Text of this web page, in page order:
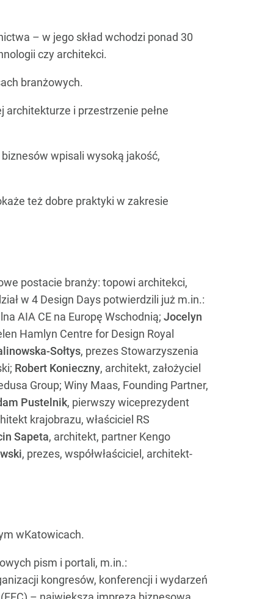
– w jego skład wchodzi ponad 30
czy architekci.
branżowych.
i przestrzenie pełne
wpisali wysoką jakość,
też dobre praktyki w zakresie
postacie branży: topowi architekci,
w 4 Design Days potwierdzili już m.in.:
AIA CE na Europę Wschodnią; Jocelyn
Hamlyn Centre for Design Royal
Sołtys, prezes Stowarzyszenia
Robert Konieczny, architekt, założyciel
Group; Winy Maas, Founding Partner,
Pustelnik, pierwszy wiceprezydent
krajobrazu, właściciel RS
Sapeta, architekt, partner Kengo
, prezes, współwłaściciel, architekt-
wKatowicach.
pism i portali, m.in.:
kongresów, konferencji i wydarzeń